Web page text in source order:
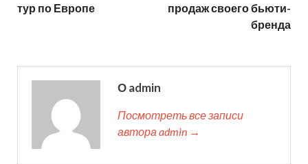
тур по Европе
продаж своего бьюти-
бренда
О admin
Посмотреть все записи
автора admin →